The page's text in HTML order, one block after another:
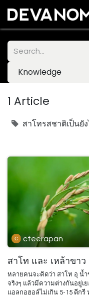
Knowledge
1 Article
สาโทรสชาติเป็นยัง
cteerapan
สาโท และ เหล้าขาว
หลายคนจะคิดว่า สาโท อุ น้ำ
จริงๆ แล้วมีความต่างกันอยู่เ
แอลกอฮอล์ไม่เกิน 5-15 ดีกรี